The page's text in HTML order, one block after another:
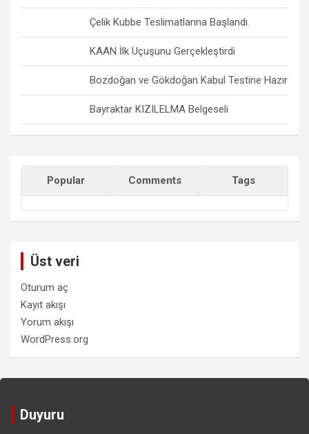
Çelik Kubbe Teslimatlarına Başlandı.
KAAN İlk Uçuşunu Gerçekleştirdi
Bozdoğan ve Gökdoğan Kabul Testine Hazır
Bayraktar KIZILELMA Belgeseli
Popular Comments Tags
Üst veri
Oturum aç
Kayıt akışı
Yorum akışı
WordPress.org
Duyuru